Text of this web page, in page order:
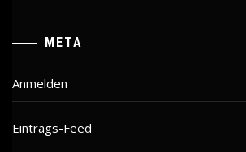
META
Anmelden
Eintrags-Feed